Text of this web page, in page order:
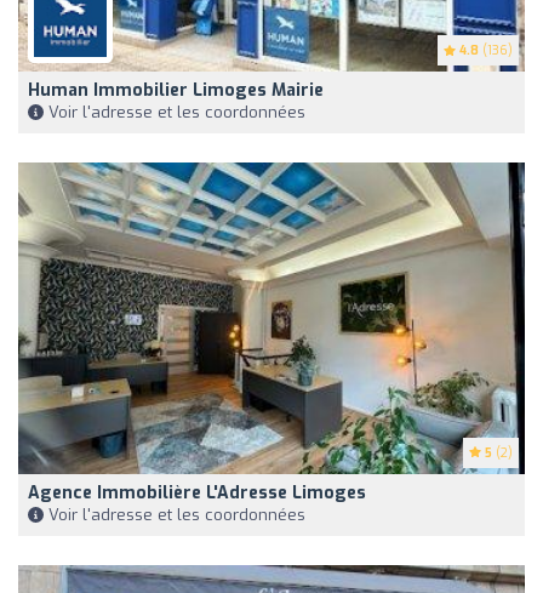
4.8 (136)
Human Immobilier Limoges Mairie
Voir l'adresse et les coordonnées
5 (2)
Agence Immobilière L'Adresse Limoges
Voir l'adresse et les coordonnées